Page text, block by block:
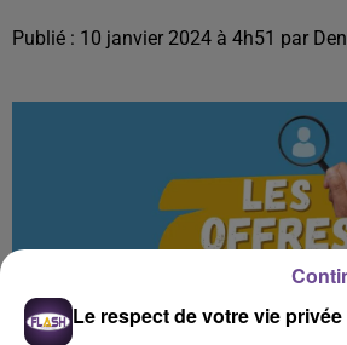
Publié : 10 janvier 2024 à 4h51 par
Le respect de votre vie